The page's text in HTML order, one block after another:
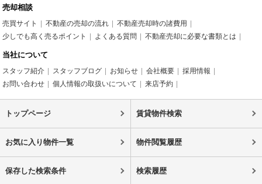
売却相談
売買サイト 不動産の売却の流れ
不動産売却時の諸費用
少しでも高く売るポイント
よくある質問 不動産売却に必要な書類とは
当社について
スタッフ紹介 スタッフブログ お知らせ 会社概要
採用情報
お問い合わせ
個人情報の取扱いについて 来店予約
トップページ 賃貸物件検索
お気に入り物件一覧 物件閲覧履歴
保存した検索条件 検索履歴